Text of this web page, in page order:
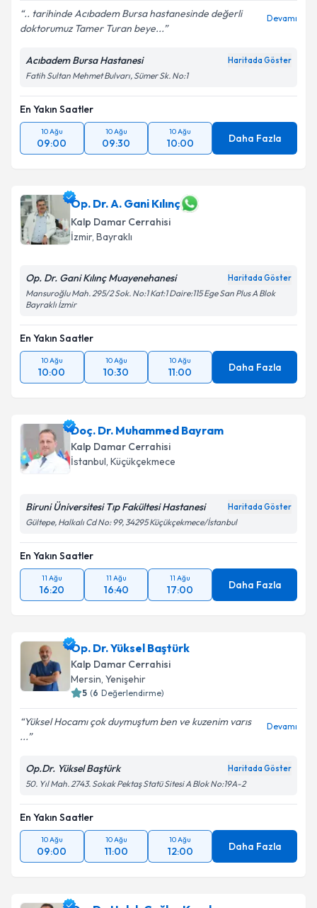
.. tarihinde Acıbadem Bursa hastanesinde değerli
doktorumuz Tamer Turan beye...
Devamı
Acıbadem Bursa Hastanesi Haritada Göster
Fatih Sultan Mehmet Bulvarı, Sümer Sk. No:1
En Yakın Saatler
10 Ağu
09:00
10 Ağu
09:30
10 Ağu
10:00 Daha Fazla
Op. Dr. A. Gani Kılınç
Kalp Damar Cerrahisi
İzmir, Bayraklı
Op. Dr. Gani Kılınç Muayenehanesi Haritada Göster
Mansuroğlu Mah. 295/2 Sok. No:1 Kat:1 Daire:115 Ege San Plus A Blok
Bayraklı İzmir
En Yakın Saatler
10 Ağu
10:00
10 Ağu
10:30
10 Ağu
11:00 Daha Fazla
Doç. Dr. Muhammed Bayram
Kalp Damar Cerrahisi
İstanbul, Küçükçekmece
Biruni Üniversitesi Tıp Fakültesi Hastanesi Haritada Göster
Gültepe, Halkalı Cd No: 99, 34295 Küçükçekmece/İstanbul
En Yakın Saatler
11 Ağu
16:20
11 Ağu
16:40
11 Ağu
17:00 Daha Fazla
Op. Dr. Yüksel Baştürk
Kalp Damar Cerrahisi
Mersin, Yenişehir
5 (6 Değerlendirme)
Yüksel Hocamı çok duymuştum ben ve kuzenim varıs
...
Devamı
Op.Dr. Yüksel Baştürk Haritada Göster
50. Yıl Mah. 2743. Sokak Pektaş Statü Sitesi A Blok No:19A-2
En Yakın Saatler
10 Ağu
09:00
10 Ağu
11:00
10 Ağu
12:00 Daha Fazla